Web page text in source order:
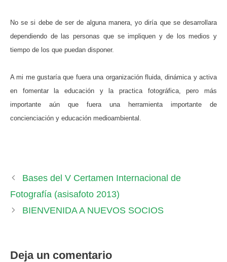
No se si debe de ser de alguna manera, yo diría que se desarrollara
dependiendo de las personas que se impliquen y de los medios y
tiempo de los que puedan disponer.
A mi me gustaría que fuera una organización fluida, dinámica y activa
en fomentar la educación y la practica fotográfica, pero más
importante aún que fuera una herramienta importante de
concienciación y educación medioambiental.
Bases del V Certamen Internacional de
Fotografía (asisafoto 2013)
BIENVENIDA A NUEVOS SOCIOS
Deja un comentario